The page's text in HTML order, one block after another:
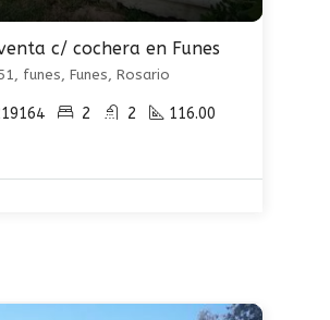
c/ cochera en Funes
funes, Funes, Rosario
2 2 116.00